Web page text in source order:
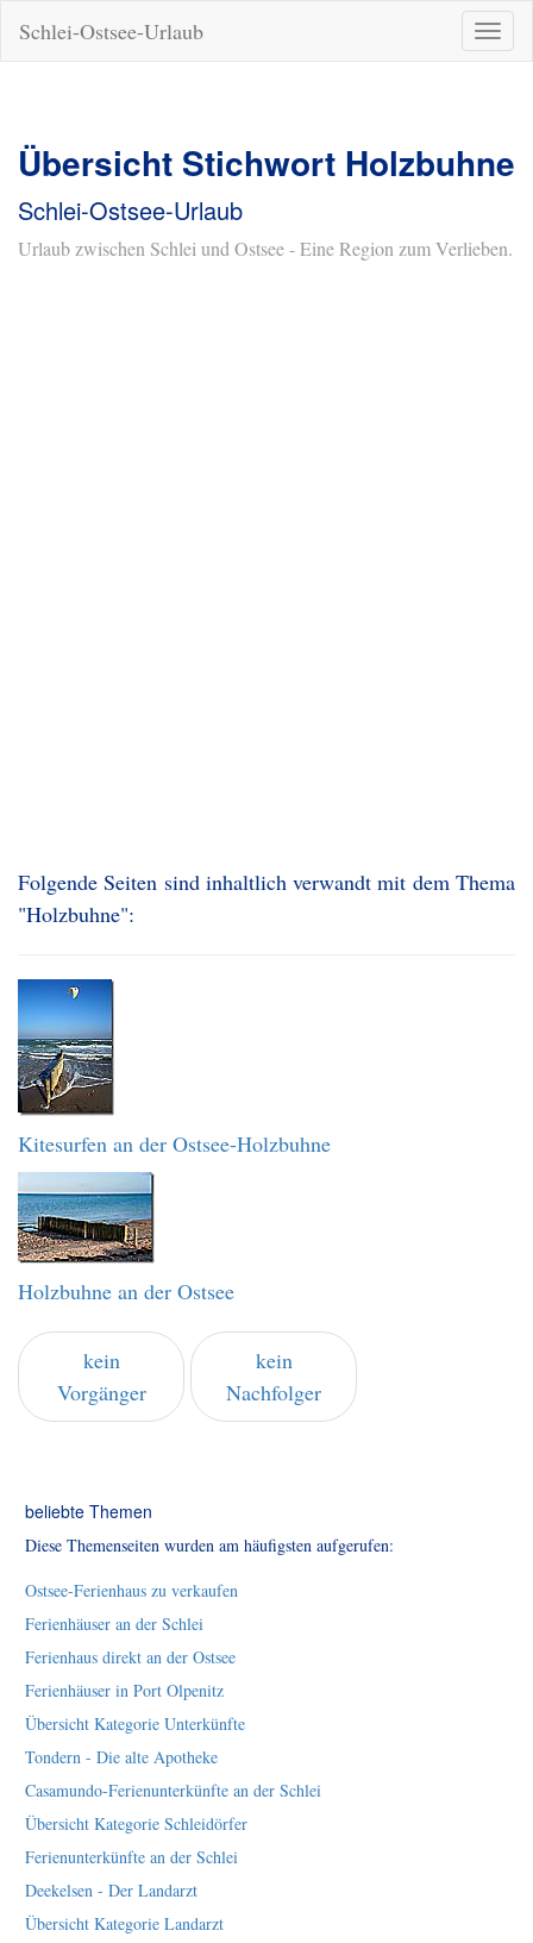
ein-/
Schlei-Ostsee-Urlaub
Übersicht Stichwort Holzbuhne
Schlei-Ostsee-Urlaub
Urlaub zwischen Schlei und Ostsee - Eine Region zum Verlieben.
Folgende Seiten sind inhaltlich verwandt mit dem Thema
"Holzbuhne":
Kitesurfen an der Ostsee-Holzbuhne
Holzbuhne an der Ostsee
kein
Vorgänger
kein
Nachfolger
beliebte Themen
Diese Themenseiten wurden am häufigsten aufgerufen:
Ostsee-Ferienhaus zu verkaufen
Ferienhäuser an der Schlei
Ferienhaus direkt an der Ostsee
Ferienhäuser in Port Olpenitz
Übersicht Kategorie Unterkünfte
Tondern - Die alte Apotheke
Casamundo-Ferienunterkünfte an der Schlei
Übersicht Kategorie Schleidörfer
Ferienunterkünfte an der Schlei
Deekelsen - Der Landarzt
Übersicht Kategorie Landarzt